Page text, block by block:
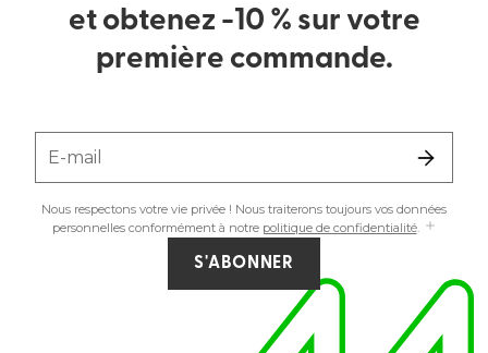
et obtenez -10 % sur votre
première commande.
E-mail
Nous respectons votre vie privée ! Nous traiterons toujours vos données
personnelles conformément à notre politique de confidentialité.
S'ABONNER